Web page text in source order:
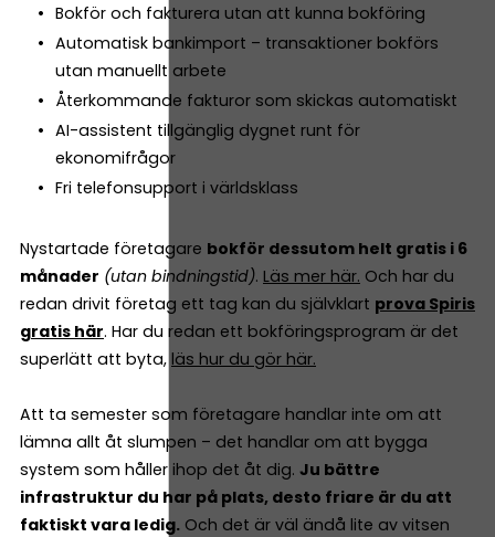
Bokför och fakturera utan att kunna bokföring
Automatisk bankimport – transaktioner bokförs
utan manuellt arbete
Återkommande fakturor som skickas automatiskt
AI-assistent tillgänglig dygnet runt för
ekonomifrågor
Fri telefonsupport i världsklass
Nystartade företagare bokför dessutom helt gratis i 6
månader (utan bindningstid). Läs mer här. Och har du
redan drivit företag ett tag kan du självklart prova Spiris
gratis här. Har du redan ett bokföringsprogram är det
superlätt att byta, läs hur du gör här.
Att ta semester som företagare handlar inte om att
lämna allt åt slumpen – det handlar om att bygga
system som håller ihop det åt dig. Ju bättre
infrastruktur du har på plats, desto friare är du att
faktiskt vara ledig. Och det är väl ändå lite av vitsen